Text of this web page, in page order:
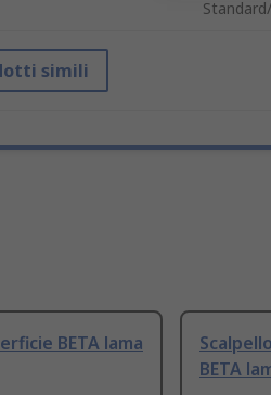
simili
BETA lama
BETA